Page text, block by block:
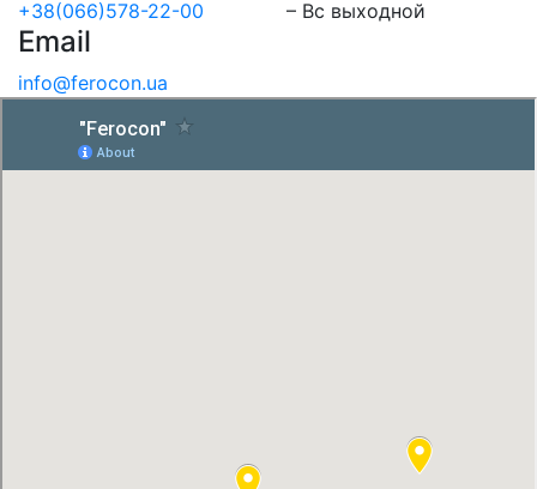
+38(066)578-22-00
– Вс выходной
Email
info@ferocon.ua